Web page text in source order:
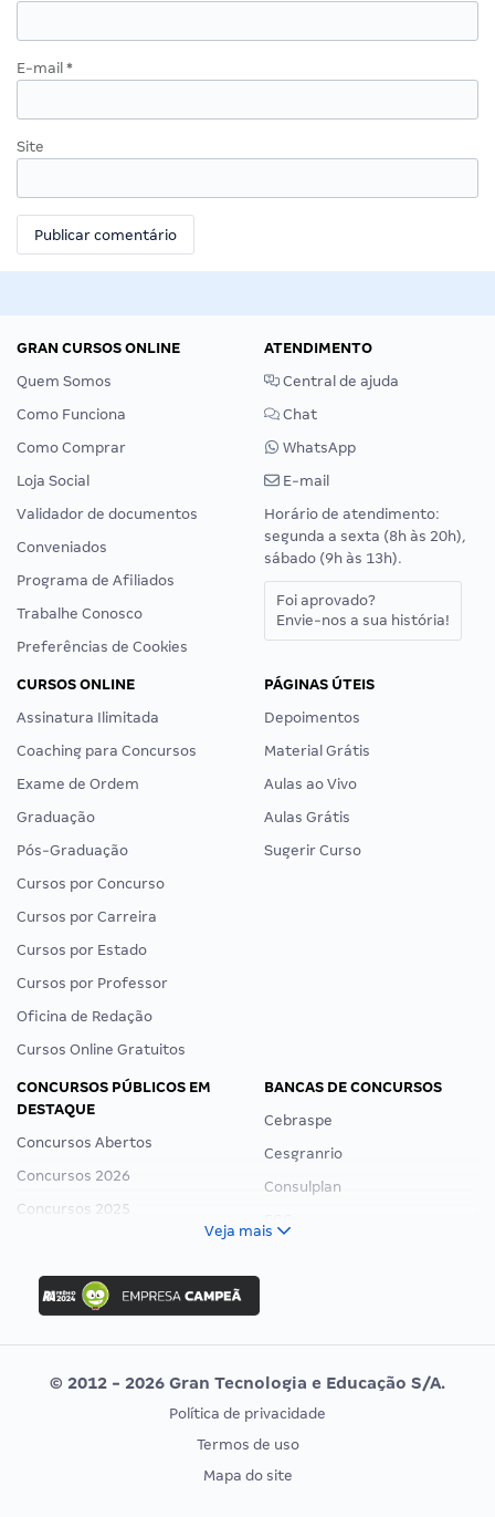
E-mail *
Site
GRAN CURSOS ONLINE
Quem Somos
Como Funciona
Como Comprar
Loja Social
Validador de documentos
Conveniados
Programa de Afiliados
Trabalhe Conosco
Preferências de Cookies
ATENDIMENTO
Central de ajuda
Chat
WhatsApp
E-mail
Horário de atendimento:
segunda a sexta (8h às 20h),
sábado (9h às 13h).
Foi aprovado?
Envie-nos a sua história!
CURSOS ONLINE
Assinatura Ilimitada
Coaching para Concursos
Exame de Ordem
Graduação
Pós-Graduação
Cursos por Concurso
Cursos por Carreira
Cursos por Estado
Cursos por Professor
Oficina de Redação
Cursos Online Gratuitos
PÁGINAS ÚTEIS
Depoimentos
Material Grátis
Aulas ao Vivo
Aulas Grátis
Sugerir Curso
CONCURSOS PÚBLICOS EM
DESTAQUE
Concursos Abertos
Concursos 2026
Concursos 2025
Concurso Ibama
Concurso MPU
Editais publicados
BANCAS DE CONCURSOS
Cebraspe
Cesgranrio
Consulplan
Vunesp
CONCURSOS POR PROFISSÃO
EXAME DE ORDEM
Veja mais
© 2012 - 2026 Gran Tecnologia e Educação S/A.
Política de privacidade
Termos de uso
Mapa do site